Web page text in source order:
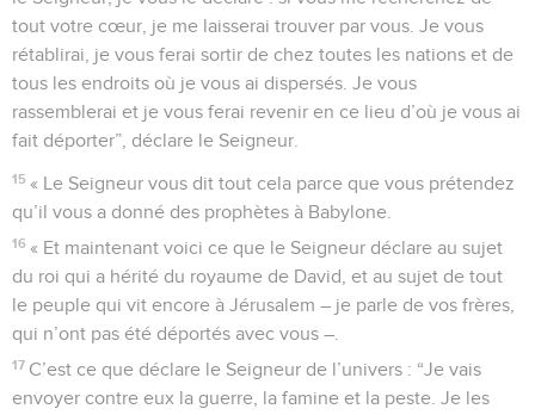
tout votre cœur, je me laisserai trouver par vous. Je vous
rétablirai, je vous ferai sortir de chez toutes les nations et de
tous les endroits où je vous ai dispersés. Je vous
rassemblerai et je vous ferai revenir en ce lieu d’où je vous ai
fait déporter”, déclare le Seigneur.
15 « Le Seigneur vous dit tout cela parce que vous prétendez
qu’il vous a donné des prophètes à Babylone.
16 « Et maintenant voici ce que le Seigneur déclare au sujet
du roi qui a hérité du royaume de David, et au sujet de tout
le peuple qui vit encore à Jérusalem – je parle de vos frères,
qui n’ont pas été déportés avec vous –.
17 C’est ce que déclare le Seigneur de l’univers : “Je vais
envoyer contre eux la guerre, la famine et la peste. Je les